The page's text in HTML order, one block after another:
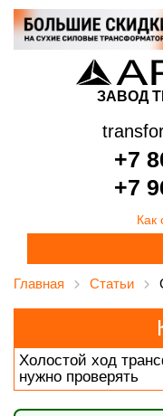
ЗАВОД
+7
+7
Как
Главная Статьи
Холостой ход
нужно проверять